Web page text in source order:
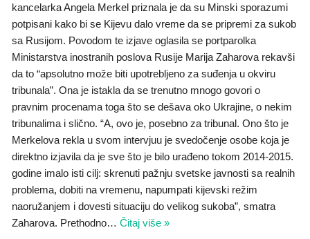
kancelarka Angela Merkel priznala je da su Minski sporazumi
potpisani kako bi se Kijevu dalo vreme da se pripremi za sukob
sa Rusijom. Povodom te izjave oglasila se portparolka
Ministarstva inostranih poslova Rusije Marija Zaharova rekavši
da to “apsolutno može biti upotrebljeno za suđenja u okviru
tribunala”. Ona je istakla da se trenutno mnogo govori o
pravnim procenama toga što se dešava oko Ukrajine, o nekim
tribunalima i slično. “A, ovo je, posebno za tribunal. Ono što je
Merkelova rekla u svom intervjuu je svedočenje osobe koja je
direktno izjavila da je sve što je bilo urađeno tokom 2014-2015.
godine imalo isti cilj: skrenuti pažnju svetske javnosti sa realnih
problema, dobiti na vremenu, napumpati kijevski režim
naoružanjem i dovesti situaciju do velikog sukoba”, smatra
Zaharova. Prethodno… Čitaj više »